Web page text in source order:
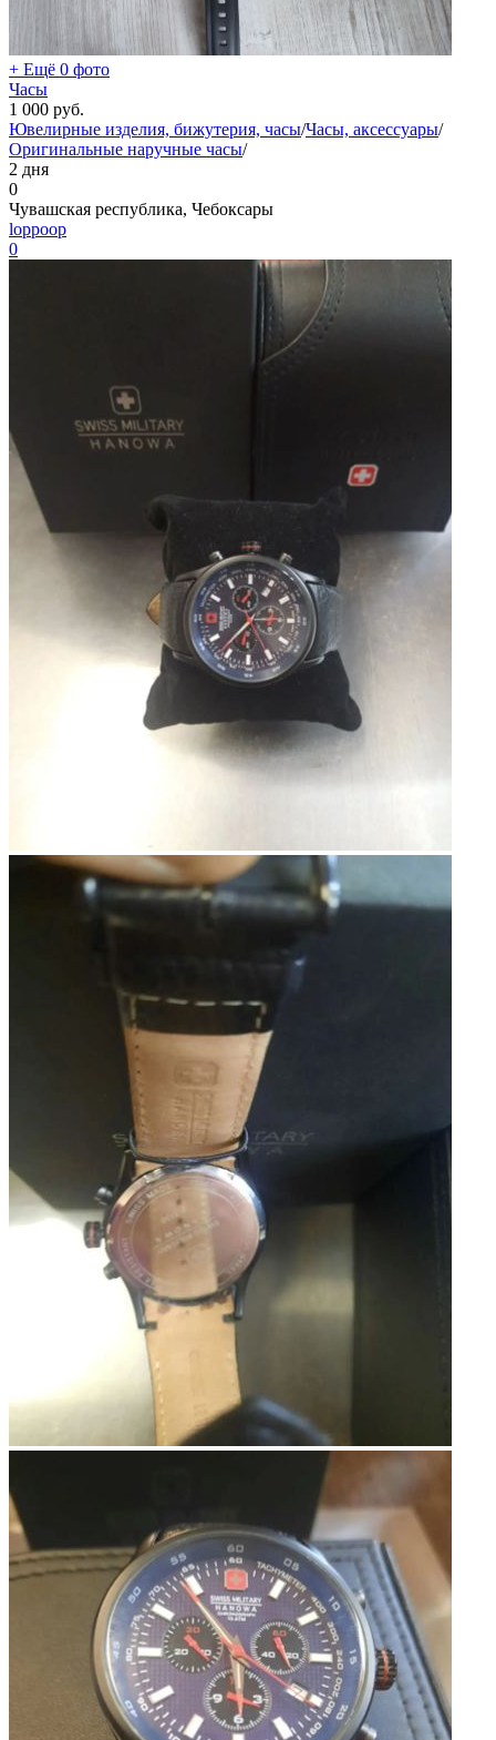
+ Ещё 0 фото
Часы
1 000 руб.
Ювелирные изделия, бижутерия, часы/Часы, аксессуары/
Оригинальные наручные часы/
2 дня
0
Чувашская республика, Чебоксары
loppoop
0